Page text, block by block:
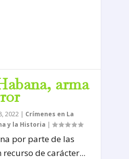
arma
2022| Crímenes en La
y la Historia |
por parte de las
de carácter...